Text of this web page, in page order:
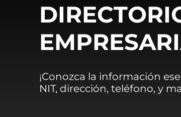
¡Conozca la información
NIT, dirección, teléfono, y